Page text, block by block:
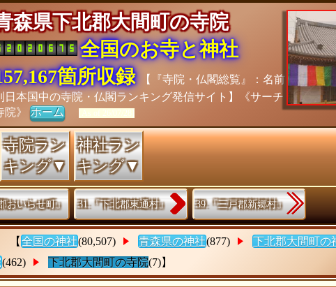
森県下北郡大間町の寺院
全国のお寺と神社
箇所収録
【『寺院・仏閣総覧』：名前
日本国中の寺院・仏閣ランキング発信サイト】《サーチ
院》ホーム [As of 26/07/28]
寺院ラン
キング▼
神社ラン
キング▼
おいらせ町』 31.『下北郡東通村』 39.『三戸郡新郷村』
【 全国の神社(80,507) 青森県の神社(877) 下北郡大間町の
(462) 下北郡大間町の寺院(7)】